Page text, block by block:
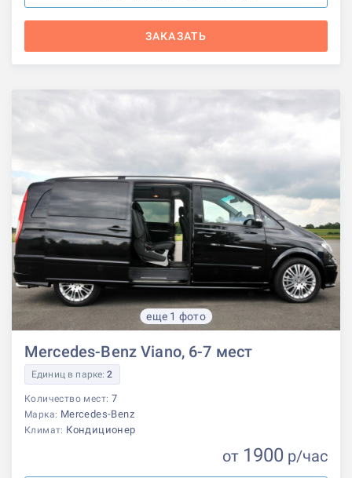
ЗАКАЗАТЬ
еще 1 фото
Mercedes-Benz Viano, 6-7 мест
Единиц в парке:2
Количество мест: 7
Марка: Mercedes-Benz
Климат: Кондиционер
от 1900 р/час